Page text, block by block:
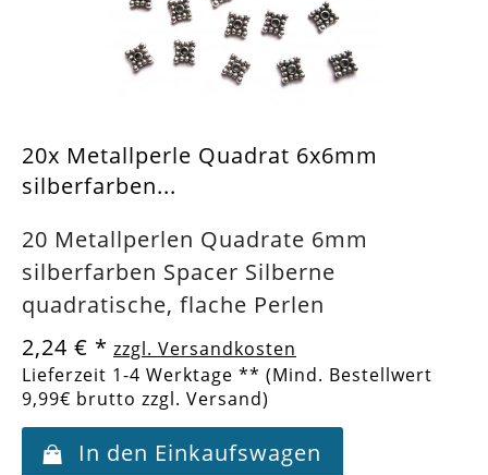
20x Metallperle Quadrat 6x6mm
silberfarben...
20 Metallperlen Quadrate 6mm
silberfarben Spacer Silberne
quadratische, flache Perlen
2,24 € * zzgl. Versandkosten
Lieferzeit 1-4 Werktage ** (Mind. Bestellwert
9,99€ brutto zzgl. Versand)
In den Einkaufswagen